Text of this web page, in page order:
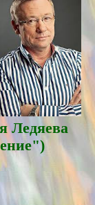
Ледяевa